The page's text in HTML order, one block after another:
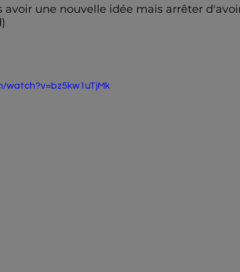
avoir une nouvelle idée mais arrêter
watch?v=bz5kw1uTjMk